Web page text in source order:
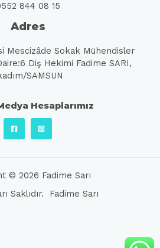
844 08 15
Adres
Mescizâde Sokak Mühendisler
Diş Hekimi Fadime SARI,
SAMSUN
Hesaplarımız
© 2026 Fadime Sarı
Saklıdır. Fadime Sarı